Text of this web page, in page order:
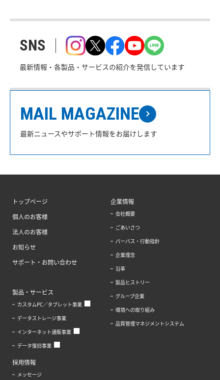
SNS
最新情報・各製品・サービスの紹介を発信しています
MAIL MAGAZINE
最新ニュースやサポート情報をお届けします
トップページ
個人のお客様
法人のお客様
お知らせ
サポート・お問い合わせ
製品・サービス
カスタムPC／タブレット事業
データストレージ事業
インターネット通販事業
データ復旧事業
企業情報
会社概要
ごあいさつ
パーパス・行動指針
企業理念
沿革
製品ヒストリー
グループ企業
環境への取り組み
品質管理マネジメントシステム
採用情報
メッセージ